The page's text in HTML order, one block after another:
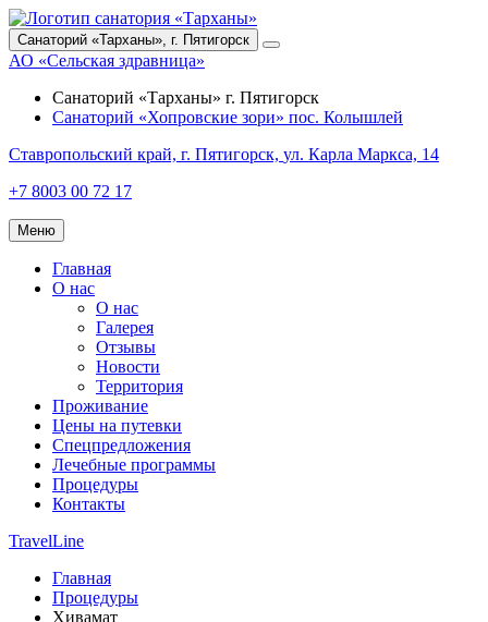
Санаторий «Тарханы», г. Пятигорск
АО «Сельская здравница»
Санаторий «Тарханы» г. Пятигорск
Санаторий «Хопровские зори» пос. Колышлей
Ставропольский край, г. Пятигорск, ул. Карла Маркса, 14
+7 8003 00 72 17
Меню
Главная
О нас
О нас
Галерея
Отзывы
Новости
Территория
Проживание
Цены на путевки
Спецпредложения
Лечебные программы
Процедуры
Контакты
TravelLine
Главная
Процедуры
Хивамат